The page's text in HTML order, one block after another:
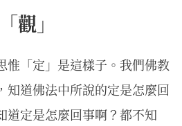
「觀」
惟「定」是這樣子。我們佛教
知道佛法中所說的定是怎麼回
道定是怎麼回事啊？都不知